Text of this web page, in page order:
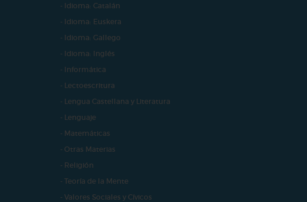
- Idioma: Catalán
- Idioma: Euskera
- Idioma: Gallego
- Idioma: Inglés
- Informática
- Lectoescritura
- Lengua Castellana y Literatura
- Lenguaje
- Matemáticas
- Otras Materias
- Religión
- Teoría de la Mente
- Valores Sociales y Cívicos